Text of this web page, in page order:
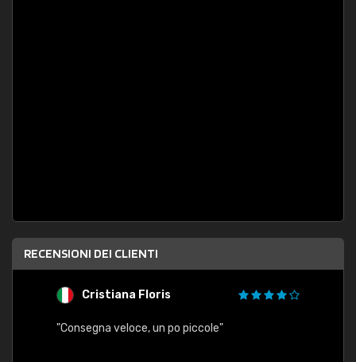
RECENSIONI DEI CLIENTI
Cristiana Floris
"Consegna veloce, un po piccole"